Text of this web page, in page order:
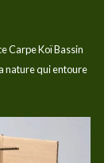
Carpe Koï Bassin
nature qui entoure